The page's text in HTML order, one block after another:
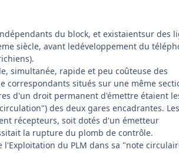
du block, et existaientsur des
siècle, avant ledéveloppement du
simultanée, rapide et peu coûteuse des
correspondants situés sur une même
d'un droit permanent d'émettre étaient
des deux gares encadrantes. Les
récepteurs, soit dotés d'un émetteur
la rupture du plomb de contrôle.
du PLM dans sa "note